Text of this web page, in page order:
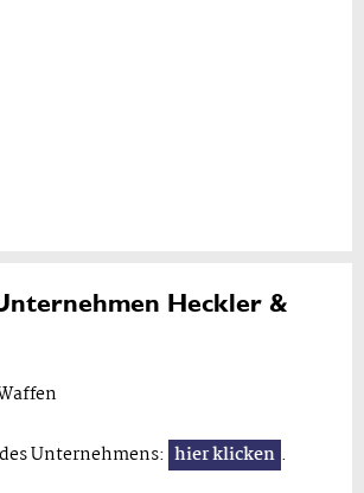
Heckler &
Unternehmens: hier klicken .